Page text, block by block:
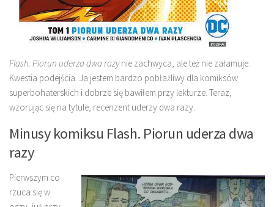
Flash. Piorun uderza dwa razynie zachwyca, ale też nie załamuje.
Kwestia podejścia. Ja jestem bardzo pobłażliwy dla komiksów
superbohaterskich i dobrze się bawiłem przy lekturze. Teraz,
wzorując się na tytule, recenzent uderzy dwa razy.
Minusy komiksu Flash. Piorun uderza dwa
razy
Pierwszym co
rzuca się w